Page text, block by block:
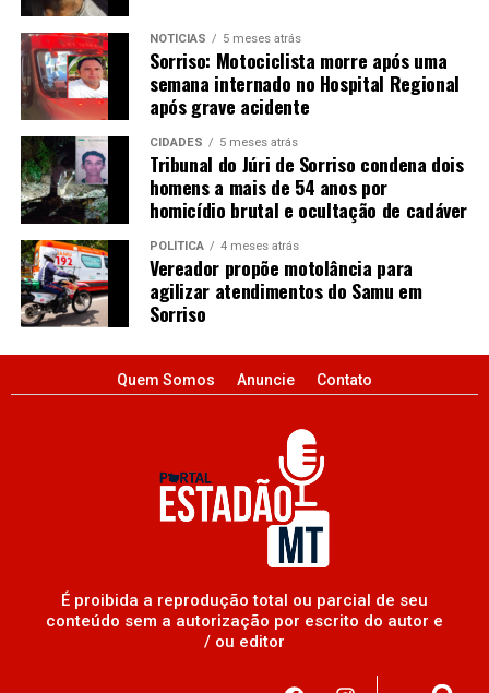
NOTÍCIAS 5 meses atrás
Sorriso: Motociclista morre após uma
semana internado no Hospital Regional
após grave acidente
CIDADES 5 meses atrás
Tribunal do Júri de Sorriso condena dois
homens a mais de 54 anos por
homicídio brutal e ocultação de cadáver
POLÍTICA 4 meses atrás
Vereador propõe motolância para
agilizar atendimentos do Samu em
Sorriso
Quem Somos Anuncie Contato
É proibida a reprodução total ou parcial de seu
conteúdo sem a autorização por escrito do autor e
/ ou editor